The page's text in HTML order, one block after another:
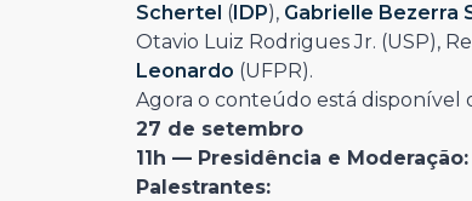
Schertel ( IDP), Gabrielle Bezerra
Otavio Luiz Rodrigues Jr. (USP),
Leonardo (UFPR).
Agora o conteúdo está disponível
27 de setembro
11h — Presidência e Moderação:
Palestrantes: